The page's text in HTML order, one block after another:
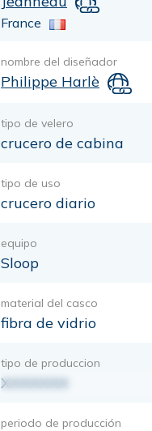
France
nombre del diseñador
Philippe Harlè
tipo de velero
crucero de cabina
tipo de uso
crucero diario
equipo
Sloop
material del casco
fibra de vidrio
tipo de produccion
XXXXXXX
periodo de producción